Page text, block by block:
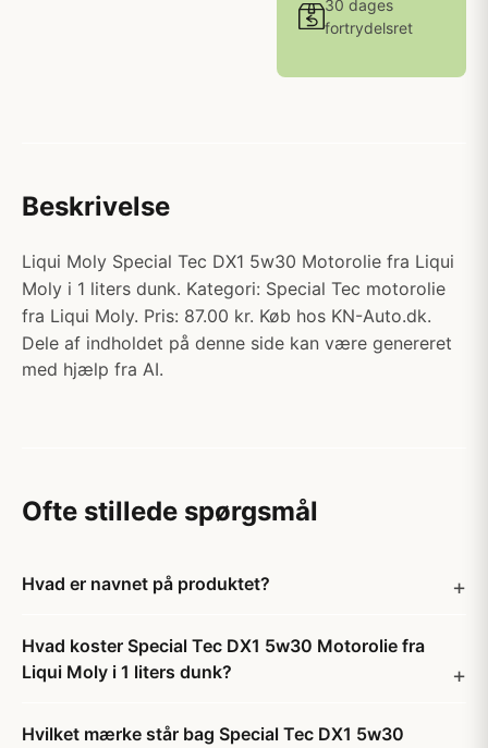
30 dages
fortrydelsret
Beskrivelse
Liqui Moly Special Tec DX1 5w30 Motorolie fra Liqui
Moly i 1 liters dunk. Kategori: Special Tec motorolie
fra Liqui Moly. Pris: 87.00 kr. Køb hos KN-Auto.dk.
Dele af indholdet på denne side kan være genereret
med hjælp fra AI.
Ofte stillede spørgsmål
Hvad er navnet på produktet?
Hvad koster Special Tec DX1 5w30 Motorolie fra
Liqui Moly i 1 liters dunk?
Hvilket mærke står bag Special Tec DX1 5w30